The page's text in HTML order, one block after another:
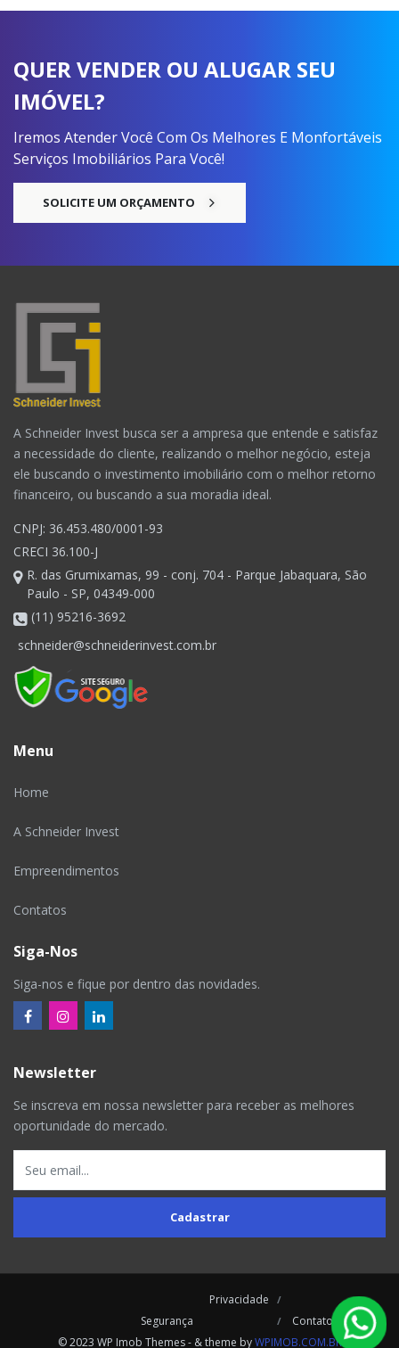
QUER VENDER OU ALUGAR SEU
IMÓVEL?
Iremos Atender Você Com Os Melhores E Monfortáveis
Serviços Imobiliários Para Você!
SOLICITE UM ORÇAMENTO
A Schneider Invest busca ser a ampresa que entende e satisfaz
a necessidade do cliente, realizando o melhor negócio, esteja
ele buscando o investimento imobiliário com o melhor retorno
financeiro, ou buscando a sua moradia ideal.
CNPJ: 36.453.480/0001-93
CRECI 36.100-J
R. das Grumixamas, 99 - conj. 704 - Parque Jabaquara, São
Paulo - SP, 04349-000
(11) 95216-3692
schneider@schneiderinvest.com.br
Menu
Home
A Schneider Invest
Empreendimentos
Contatos
Siga-Nos
Siga-nos e fique por dentro das novidades.
Newsletter
Se inscreva em nossa newsletter para receber as melhores
oportunidade do mercado.
Cadastrar
© 2023 WP Imob Themes - & theme byWPIMOB.COM.BR
Privacidade
Segurança
Contatos